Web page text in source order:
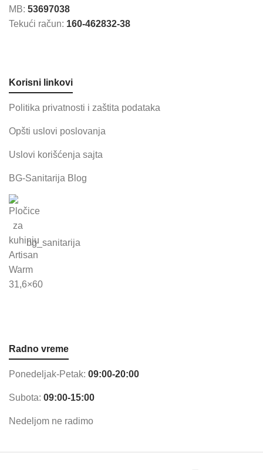
MB: 53697038
Tekući račun: 160-462832-38
Korisni linkovi
Politika privatnosti i zaštita podataka
Opšti uslovi poslovanja
Uslovi korišćenja sajta
BG-Sanitarija Blog
bg_sanitarija
Radno vreme
Ponedeljak-Petak: 09:00-20:00
Subota: 09:00-15:00
Nedeljom ne radimo